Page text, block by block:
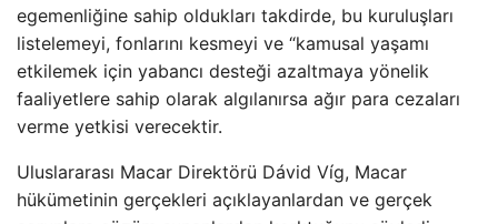
egemenliğine sahip oldukları takdirde, bu kuruluşları
listelemeyi, fonlarını kesmeyi ve “kamusal yaşamı
etkilemek için yabancı desteği azaltmaya yönelik
faaliyetlere sahip olarak algılanırsa ağır para cezaları
verme yetkisi verecektir.
Uluslararası Macar Direktörü Dávid Víg, Macar
hükümetinin gerçekleri açıklayanlardan ve gerçek